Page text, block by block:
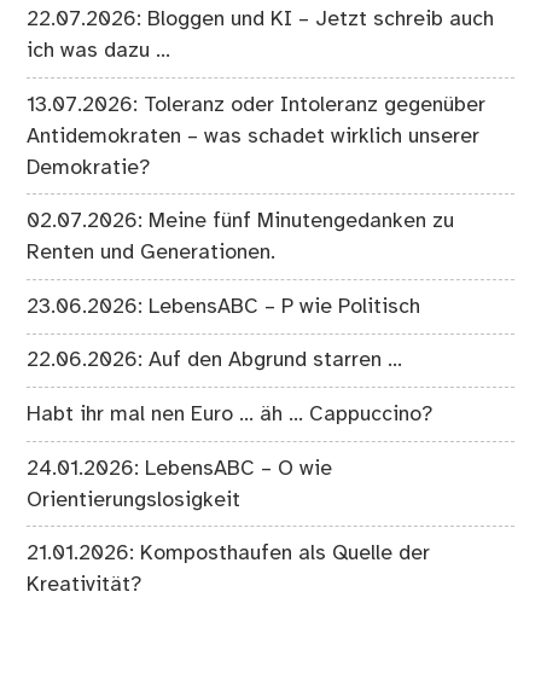
22.07.2026: Bloggen und KI – Jetzt schreib auch
ich was dazu …
13.07.2026: Toleranz oder Intoleranz gegenüber
Antidemokraten – was schadet wirklich unserer
Demokratie?
02.07.2026: Meine fünf Minutengedanken zu
Renten und Generationen.
23.06.2026: LebensABC – P wie Politisch
22.06.2026: Auf den Abgrund starren …
Habt ihr mal nen Euro … äh … Cappuccino?
24.01.2026: LebensABC – O wie
Orientierungslosigkeit
21.01.2026: Komposthaufen als Quelle der
Kreativität?